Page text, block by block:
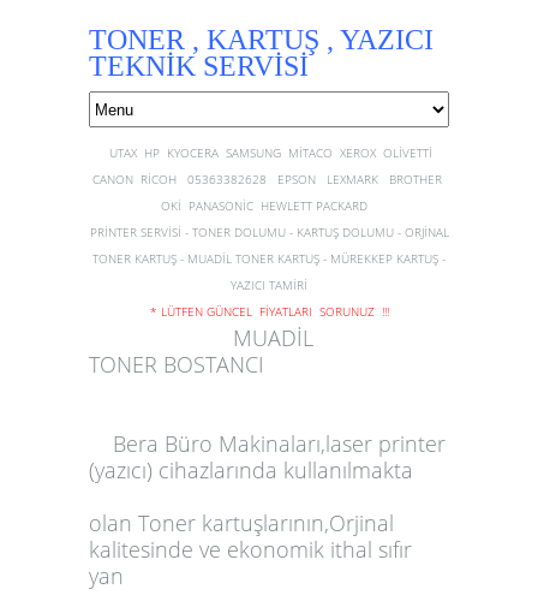
TONER , KARTUŞ , YAZICI
TEKNİK SERVİSİ
UTAX HP KYOCERA SAMSUNG MİTACO XEROX OLİVETTİ
CANON RİCOH 05363382628 EPSON LEXMARK BROTHER
OKİ PANASONİC HEWLETT PACKARD
PRİNTER SERVİSİ - TONER DOLUMU - KARTUŞ DOLUMU - ORJİNAL
TONER KARTUŞ - MUADİL TONER KARTUŞ - MÜREKKEP KARTUŞ -
YAZICI TAMİRİ
* LÜTFEN GÜNCEL FİYATLARI SORUNUZ !!!
MUADİL
TONER BOSTANCI
Bera Büro Makinaları,laser printer
(yazıcı) cihazlarında kullanılmakta
olan Toner kartuşlarının,Orjinal
kalitesinde ve ekonomik ithal sıfır
yan